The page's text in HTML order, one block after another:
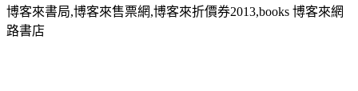
博客來書局,博客來售票網,博客來折價券2013,books 博客來網
路書店